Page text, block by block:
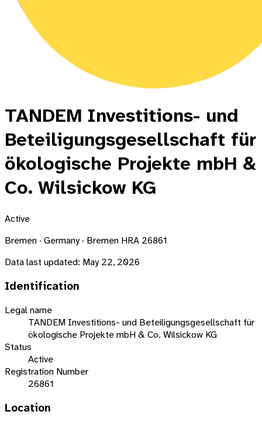
TANDEM Investitions- und
Beteiligungsgesellschaft für
ökologische Projekte mbH &
Co. Wilsickow KG
Active
Bremen · Germany · Bremen HRA 26861
Data last updated: May 22, 2026
Identification
Legal name
TANDEM Investitions- und Beteiligungsgesellschaft für
ökologische Projekte mbH & Co. Wilsickow KG
Status
Active
Registration Number
26861
Location